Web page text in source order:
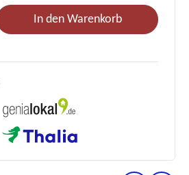
Gib den gewünschten
In den Warenkorb